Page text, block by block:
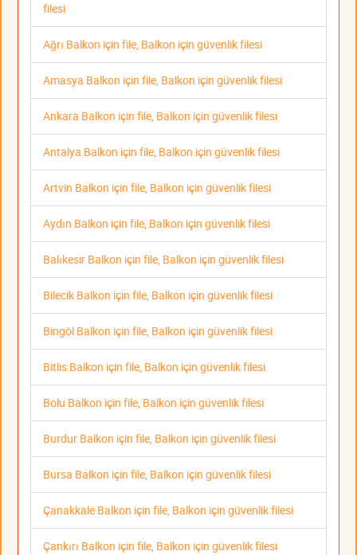
filesi
Ağrı Balkon için file, Balkon için güvenlik filesi
Amasya Balkon için file, Balkon için güvenlik filesi
Ankara Balkon için file, Balkon için güvenlik filesi
Antalya Balkon için file, Balkon için güvenlik filesi
Artvin Balkon için file, Balkon için güvenlik filesi
Aydın Balkon için file, Balkon için güvenlik filesi
Balıkesir Balkon için file, Balkon için güvenlik filesi
Bilecik Balkon için file, Balkon için güvenlik filesi
Bingöl Balkon için file, Balkon için güvenlik filesi
Bitlis Balkon için file, Balkon için güvenlik filesi
Bolu Balkon için file, Balkon için güvenlik filesi
Burdur Balkon için file, Balkon için güvenlik filesi
Bursa Balkon için file, Balkon için güvenlik filesi
Çanakkale Balkon için file, Balkon için güvenlik filesi
Çankırı Balkon için file, Balkon için güvenlik filesi